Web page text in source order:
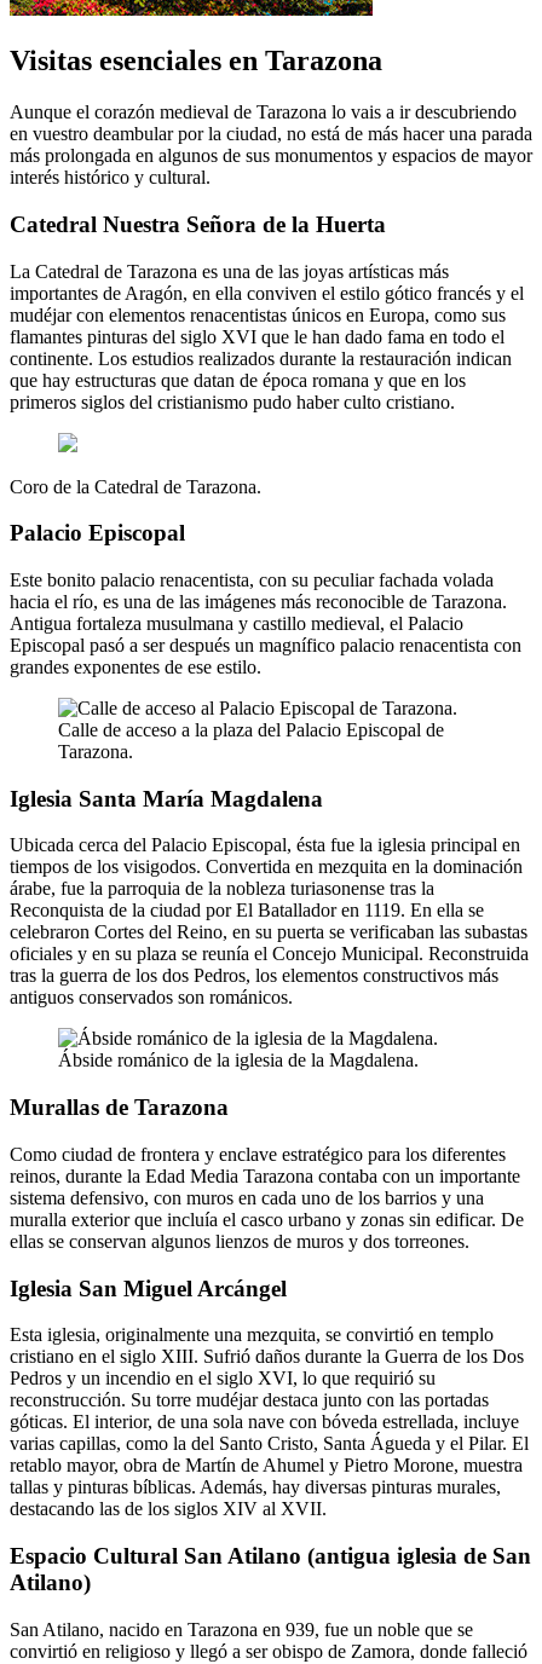
Visitas esenciales en Tarazona
Aunque el corazón medieval de Tarazona lo vais a ir descubriendo
en vuestro deambular por la ciudad, no está de más hacer una parada
más prolongada en algunos de sus monumentos y espacios de mayor
interés histórico y cultural.
Catedral Nuestra Señora de la Huerta
La Catedral de Tarazona es una de las joyas artísticas más
importantes de Aragón, en ella conviven el estilo gótico francés y el
mudéjar con elementos renacentistas únicos en Europa, como sus
flamantes pinturas del siglo XVI que le han dado fama en todo el
continente. Los estudios realizados durante la restauración indican
que hay estructuras que datan de época romana y que en los
primeros siglos del cristianismo pudo haber culto cristiano.
Coro de la Catedral de Tarazona.
Palacio Episcopal
Este bonito palacio renacentista, con su peculiar fachada volada
hacia el río, es una de las imágenes más reconocible de Tarazona.
Antigua fortaleza musulmana y castillo medieval, el Palacio
Episcopal pasó a ser después un magnífico palacio renacentista con
grandes exponentes de ese estilo.
Calle de acceso a la plaza del Palacio Episcopal de
Tarazona.
Iglesia Santa María Magdalena
Ubicada cerca del Palacio Episcopal, ésta fue la iglesia principal en
tiempos de los visigodos. Convertida en mezquita en la dominación
árabe, fue la parroquia de la nobleza turiasonense tras la
Reconquista de la ciudad por El Batallador en 1119. En ella se
celebraron Cortes del Reino, en su puerta se verificaban las subastas
oficiales y en su plaza se reunía el Concejo Municipal. Reconstruida
tras la guerra de los dos Pedros, los elementos constructivos más
antiguos conservados son románicos.
Ábside románico de la iglesia de la Magdalena.
Murallas de Tarazona
Como ciudad de frontera y enclave estratégico para los diferentes
reinos, durante la Edad Media Tarazona contaba con un importante
sistema defensivo, con muros en cada uno de los barrios y una
muralla exterior que incluía el casco urbano y zonas sin edificar. De
ellas se conservan algunos lienzos de muros y dos torreones.
Iglesia San Miguel Arcángel
Esta iglesia, originalmente una mezquita, se convirtió en templo
cristiano en el siglo XIII. Sufrió daños durante la Guerra de los Dos
Pedros y un incendio en el siglo XVI, lo que requirió su
reconstrucción. Su torre mudéjar destaca junto con las portadas
góticas. El interior, de una sola nave con bóveda estrellada, incluye
varias capillas, como la del Santo Cristo, Santa Águeda y el Pilar. El
retablo mayor, obra de Martín de Ahumel y Pietro Morone, muestra
tallas y pinturas bíblicas. Además, hay diversas pinturas murales,
destacando las de los siglos XIV al XVII.
Espacio Cultural San Atilano (antigua iglesia de San
Atilano)
San Atilano, nacido en Tarazona en 939, fue un noble que se
convirtió en religioso y llegó a ser obispo de Zamora, donde falleció